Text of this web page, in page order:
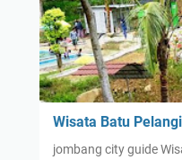
Wisata Batu Pelangi
jombang city guide